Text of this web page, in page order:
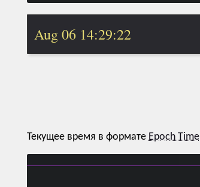
Aug 06 14:29:22
Текущее время в формате Epoch Time